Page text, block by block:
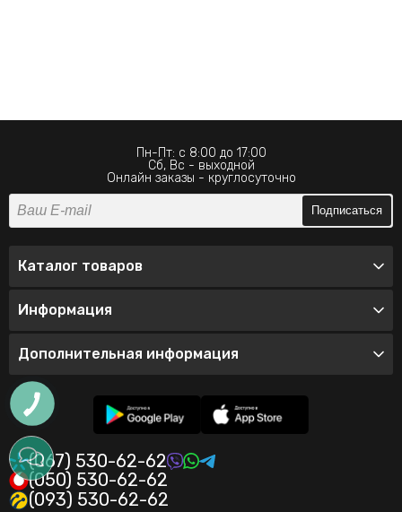
Пн-Пт: с 8:00 до 17:00
Сб, Вс - выходной
Онлайн заказы - круглосуточно
Подписаться
Каталог товаров
Информация
Дополнительная информация
(067) 530-62-62
(050) 530-62-62
(093) 530-62-62